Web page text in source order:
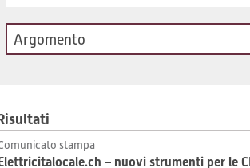
Argomento
stampa
– nuovi strumenti per le